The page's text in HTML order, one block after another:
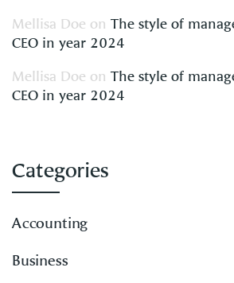
Mellisa Doe on The style of
CEO in year 2024
Mellisa Doe on The style of
CEO in year 2024
Categories
Accounting
Business